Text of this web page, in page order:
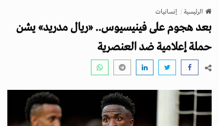
v
g
a
n
الرئيسية إنسانيات
بعد هجوم على فينيسيوس.. «ريال مدريد» يشن
حملة إعلامية ضد العنصرية